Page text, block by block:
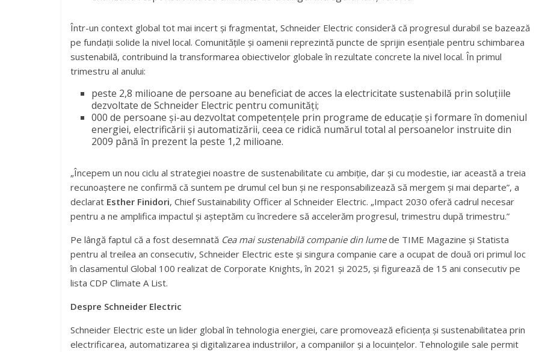
Într-un context global tot mai incert și fragmentat, Schneider Electric consideră că progresul durabil se bazează
pe fundații solide la nivel local. Comunitățile și oamenii reprezintă puncte de sprijin esențiale pentru schimbarea
sustenabilă, contribuind la transformarea obiectivelor globale în rezultate concrete la nivel local. În primul
trimestru al anului:
peste 2,8 milioane de persoane au beneficiat de acces la electricitate sustenabilă prin soluțiile
dezvoltate de Schneider Electric pentru comunități;
000 de persoane și-au dezvoltat competențele prin programe de educație și formare în domeniul
energiei, electrificării și automatizării, ceea ce ridică numărul total al persoanelor instruite din
2009 până în prezent la peste 1,2 milioane.
„Începem un nou ciclu al strategiei noastre de sustenabilitate cu ambiție, dar și cu modestie, iar această a treia
recunoaștere ne confirmă că suntem pe drumul cel bun și ne responsabilizează să mergem și mai departe”, a
declarat Esther Finidori, Chief Sustainability Officer al Schneider Electric. „Impact 2030 oferă cadrul necesar
pentru a ne amplifica impactul și așteptăm cu încredere să accelerăm progresul, trimestru după trimestru.”
Pe lângă faptul că a fost desemnată Cea mai sustenabilă companie din lumede TIME Magazine și Statista
pentru al treilea an consecutiv, Schneider Electric este și singura companie care a ocupat de două ori primul loc
în clasamentul Global 100 realizat de Corporate Knights, în 2021 și 2025, și figurează de 15 ani consecutiv pe
lista CDP Climate A List.
Despre Schneider Electric
Schneider Electric este un lider global în tehnologia energiei, care promovează eficiența și sustenabilitatea prin
electrificarea, automatizarea și digitalizarea industriilor, a companiilor și a locuințelor. Tehnologiile sale permit